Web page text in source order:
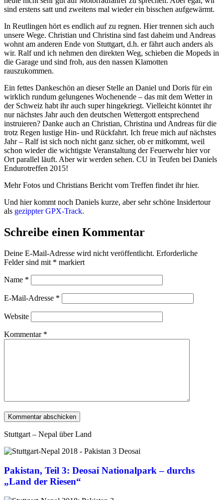
sind erstens satt und zweitens mal wieder ein bisschen aufgewärmt.
In Reutlingen hört es endlich auf zu regnen. Hier trennen sich auch
unsere Wege. Christian und Christina sind fast daheim und Andreas
wohnt am anderen Ende von Stuttgart, d.h. er fährt auch anders als
wir. Ralf und ich nehmen den direkten Weg, schieben die Mopeds in
die Garage und sind froh, aus den nassen Klamotten
rauszukommen.
Ein fettes Dankeschön an dieser Stelle an Daniel und Doris für ein
wirklich rundum gelungenes Wochenende – das mit dem Wetter in
der Schweiz habt ihr auch super hingekriegt. Vielleicht könntet ihr
nur nächstes Jahr auch den deutschen Wettergott entsprechend
instruieren? Danke auch an Christian, Christina und Andreas für die
trotz Regen lustige Hin- und Rückfahrt. Ich freue mich auf nächstes
Jahr – Ralf ist sich noch nicht ganz sicher, ob er mitkommt, weil
schon wieder die wichtigste Veranstaltung der Feuerwehr hier vor
Ort parallel läuft. Aber wir werden sehen. CU in Teufen bei Daniels
Endurotreffen 2015!
Mehr Fotos und Christians Bericht vom Treffen findet ihr hier.
Und hier kommt noch Daniels kurze, aber sehr schöne Insidertour
als gezippter GPX-Track.
Schreibe einen Kommentar
Deine E-Mail-Adresse wird nicht veröffentlicht. Erforderliche
Felder sind mit * markiert
Name *
E-Mail-Adresse *
Website
Kommentar *
Stuttgart – Nepal über Land
Pakistan, Teil 3: Deosai Nationalpark – durchs
„Land der Riesen“